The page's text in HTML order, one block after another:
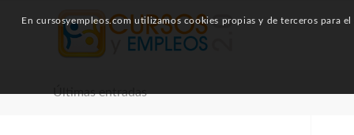
Últimas entradas
En cursosyempleos.com utilizamos cookies propias y de terceros para